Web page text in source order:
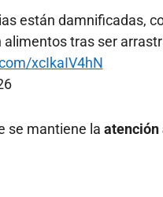
están damnificadas,
alimentos tras ser
xcIkaIV4hN
se mantiene la atención